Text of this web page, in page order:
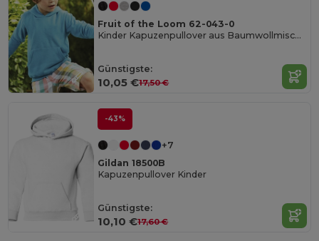
Fruit of the Loom 62-043-0
Kinder Kapuzenpullover aus Baumwollmischung
Günstigste:
10,05 €17,50 €
-43%
+7
Gildan 18500B
Kapuzenpullover Kinder
Günstigste:
10,10 €17,60 €